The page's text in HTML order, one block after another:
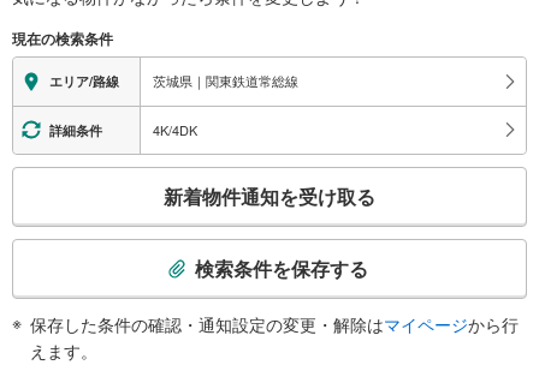
現在の検索条件
エリア/路線 茨城県｜関東鉄道常総線
詳細条件 4K/4DK
検
新着物件通知を受け取る
検索条件を保存する
保存した条件の確認・通知設定の変更・解除はマイページから行
えます。